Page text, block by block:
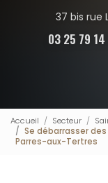
37 bis rue
03 25 79 14
Accueil Secteur
Se débarrasser
Parres-aux-Tertres